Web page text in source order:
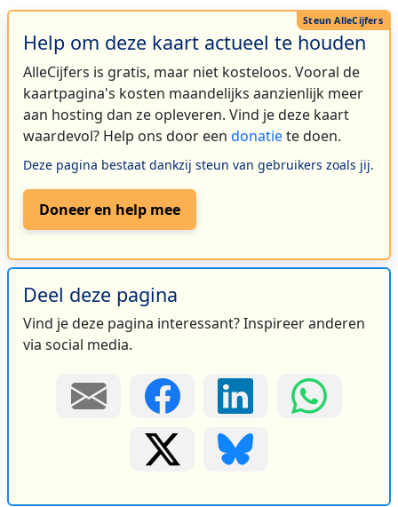
Help om deze kaart actueel te houden
AlleCijfers is gratis, maar niet kosteloos. Vooral de
kaartpagina's kosten maandelijks aanzienlijk meer
aan hosting dan ze opleveren. Vind je deze kaart
waardevol? Help ons door een donatiete doen.
Deze pagina bestaat dankzij steun van gebruikers zoals jij.
Doneer en help mee
Deel deze pagina
Vind je deze pagina interessant? Inspireer anderen
via social media.